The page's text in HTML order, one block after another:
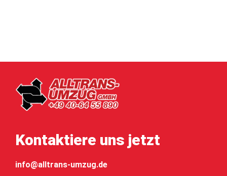
Kontaktiere uns jetzt
info@alltrans-umzug.de